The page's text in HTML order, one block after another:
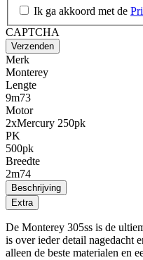
Ik ga akkoord met de
CAPTCHA
Verzenden
Merk
Monterey
Lengte
9m73
Motor
2xMercury 250pk
PK
500pk
Breedte
2m74
Beschrijving
Extra
De Monterey 305ss is de
is over ieder detail nagedacht
alleen de beste materialen en